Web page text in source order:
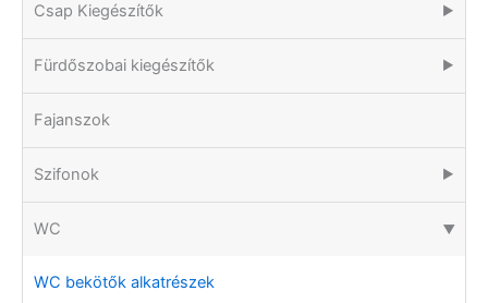
Csap Kiegészítők ▶
Fürdőszobai kiegészítők ▶
Fajanszok
Szifonok ▶
WC ▶
WC bekötők alkatrészek